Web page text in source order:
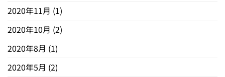
2020年11月 (1)
2020年10月 (2)
2020年8月 (1)
2020年5月 (2)